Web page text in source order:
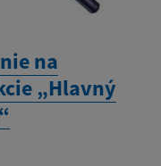
na
„Hlavný